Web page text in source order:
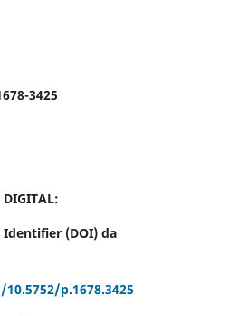
3425
DIGITAL:
(DOI) da
p.1678.3425